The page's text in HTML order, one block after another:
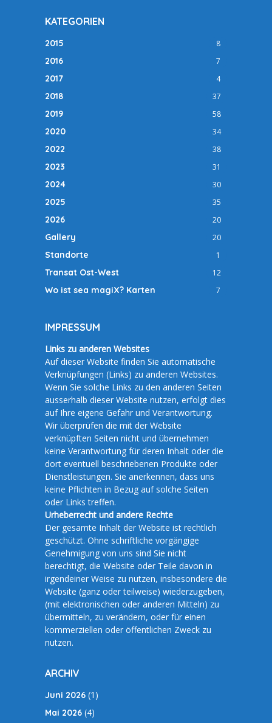
KATEGORIEN
2015 8
2016 7
2017 4
2018 37
2019 58
2020 34
2022 38
2023 31
2024 30
2025 35
2026 20
Gallery 20
Standorte 1
Transat Ost-West 12
Wo ist sea magiX? Karten 7
IMPRESSUM
Links zu anderen Websites
Auf dieser Website finden Sie automatische
Verknüpfungen (Links) zu anderen Websites.
Wenn Sie solche Links zu den anderen Seiten
ausserhalb dieser Website nutzen, erfolgt dies
auf Ihre eigene Gefahr und Verantwortung.
Wir überprüfen die mit der Website
verknüpften Seiten nicht und übernehmen
keine Verantwortung für deren Inhalt oder die
dort eventuell beschriebenen Produkte oder
Dienstleistungen. Sie anerkennen, dass uns
keine Pflichten in Bezug auf solche Seiten
oder Links treffen.
Urheberrecht und andere Rechte
Der gesamte Inhalt der Website ist rechtlich
geschützt. Ohne schriftliche vorgängige
Genehmigung von uns sind Sie nicht
berechtigt, die Website oder Teile davon in
irgendeiner Weise zu nutzen, insbesondere die
Website (ganz oder teilweise) wiederzugeben,
(mit elektronischen oder anderen Mitteln) zu
übermitteln, zu verändern, oder für einen
kommerziellen oder öffentlichen Zweck zu
nutzen.
ARCHIV
Juni 2026 (1)
Mai 2026 (4)